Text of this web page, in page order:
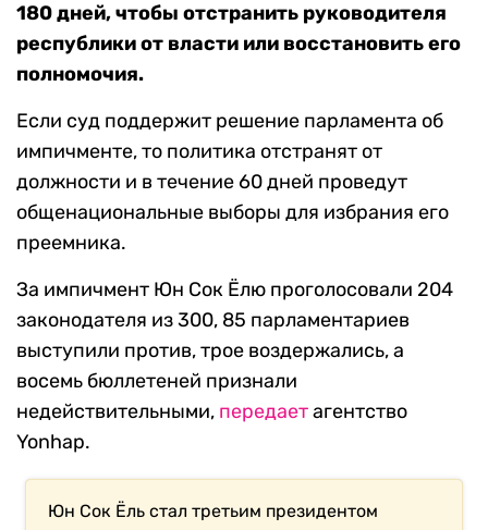
180 дней, чтобы отстранить руководителя
республики от власти или восстановить его
полномочия.
Если суд поддержит решение парламента об
импичменте, то политика отстранят от
должности и в течение 60 дней проведут
общенациональные выборы для избрания его
преемника.
За импичмент Юн Сок Ёлю проголосовали 204
законодателя из 300, 85 парламентариев
выступили против, трое воздержались, а
восемь бюллетеней признали
недействительными, передаетагентство
Yonhap.
Юн Сок Ёль стал третьим президентом